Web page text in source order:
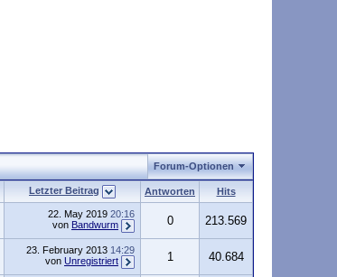
Forum-Optionen
Letzter Beitrag Antworten Hits
22. May 2019 20:16
von Bandwurm 0 213.569
23. February 2013 14:29
von Unregistriert 1 40.684